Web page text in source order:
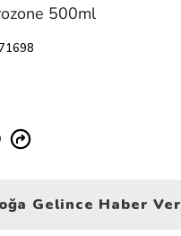
500ml
Gelince Haber Ver